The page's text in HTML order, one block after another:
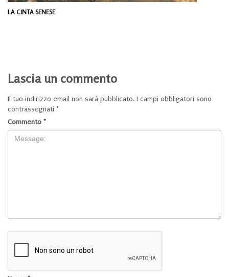
LA CINTA SENESE
Lascia un commento
Il tuo indirizzo email non sarà pubblicato. I campi obbligatori sono
contrassegnati *
Commento *